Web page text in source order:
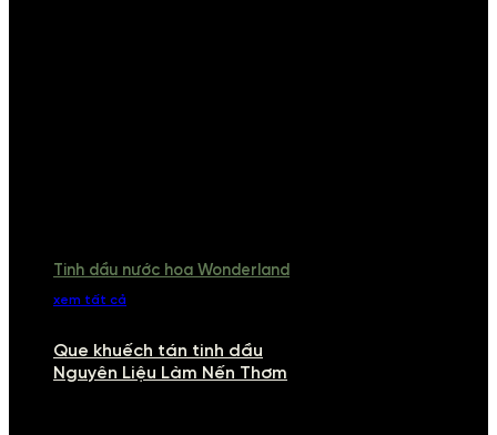
Tinh dầu nước hoa Wonderland
xem tất cả
Que khuếch tán tinh dầu
Nguyên Liệu Làm Nến Thơm